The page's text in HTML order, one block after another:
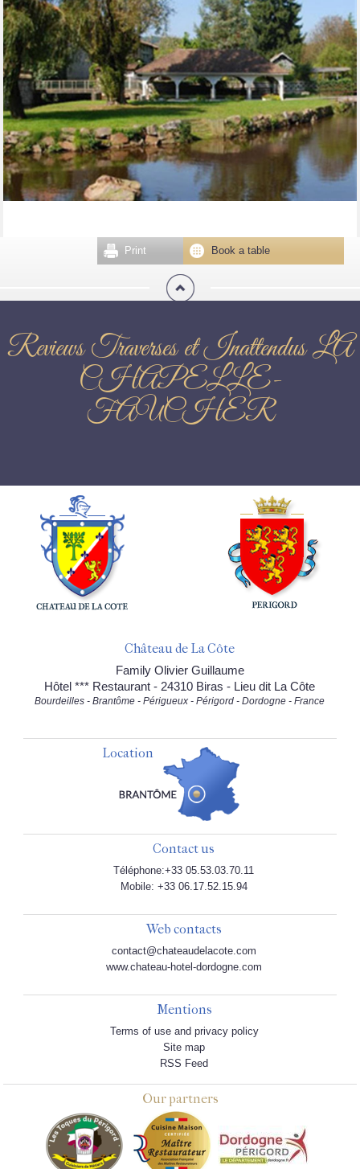
Book a table
Print
Reviews Traverses et Inattendus LA
CHAPELLE-
FAUCHER
Château de La Côte
Family Olivier Guillaume
Hôtel *** Restaurant - 24310 Biras - Lieu dit La Côte
Bourdeilles - Brantôme - Périgueux - Périgord - Dordogne - France
Location
Contact us
Téléphone:+33 05.53.03.70.11
Mobile: +33 06.17.52.15.94
Web contacts
contact@chateaudelacote.com
www.chateau-hotel-dordogne.com
Mentions
Terms of use and privacy policy
Site map
RSS Feed
Our partners